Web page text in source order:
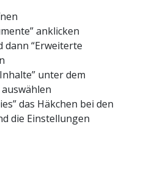
anklicken
dann “Erweiterte
unter dem
das Häkchen bei den
die Einstellungen